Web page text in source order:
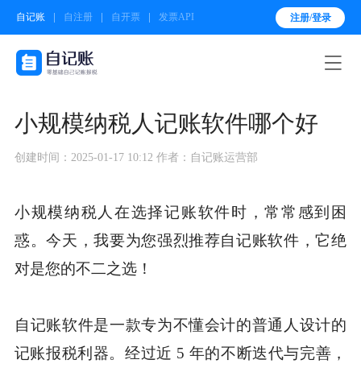
自记账 自注册 自开票 发票API 注册/登录

小规模纳税人记账软件哪个好
创建时间：2025-01-17 10:12 作者：自记账运营部
小规模纳税人在选择记账软件时，常常感到困
惑。今天，我要为您强烈推荐自记账软件，它绝
对是您的不二之选！
自记账软件是一款专为不懂会计的普通人设计的
记账报税利器。经过近 5 年的不断迭代与完善，